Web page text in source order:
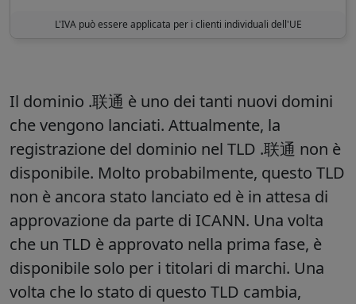
L'IVA può essere applicata per i clienti individuali dell'UE
Il dominio .联通 è uno dei tanti nuovi domini
che vengono lanciati. Attualmente, la
registrazione del dominio nel TLD .联通 non è
disponibile. Molto probabilmente, questo TLD
non è ancora stato lanciato ed è in attesa di
approvazione da parte di ICANN. Una volta
che un TLD è approvato nella prima fase, è
disponibile solo per i titolari di marchi. Una
volta che lo stato di questo TLD cambia,